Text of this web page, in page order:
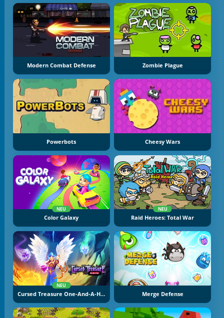
Modern Combat Defense Zombie Plague
Powerbots Cheesy Wars
NEU
Color Galaxy
NEU
Raid Heroes: Total War
NEU
Cursed Treasure One-And-A-Half Merge Defense